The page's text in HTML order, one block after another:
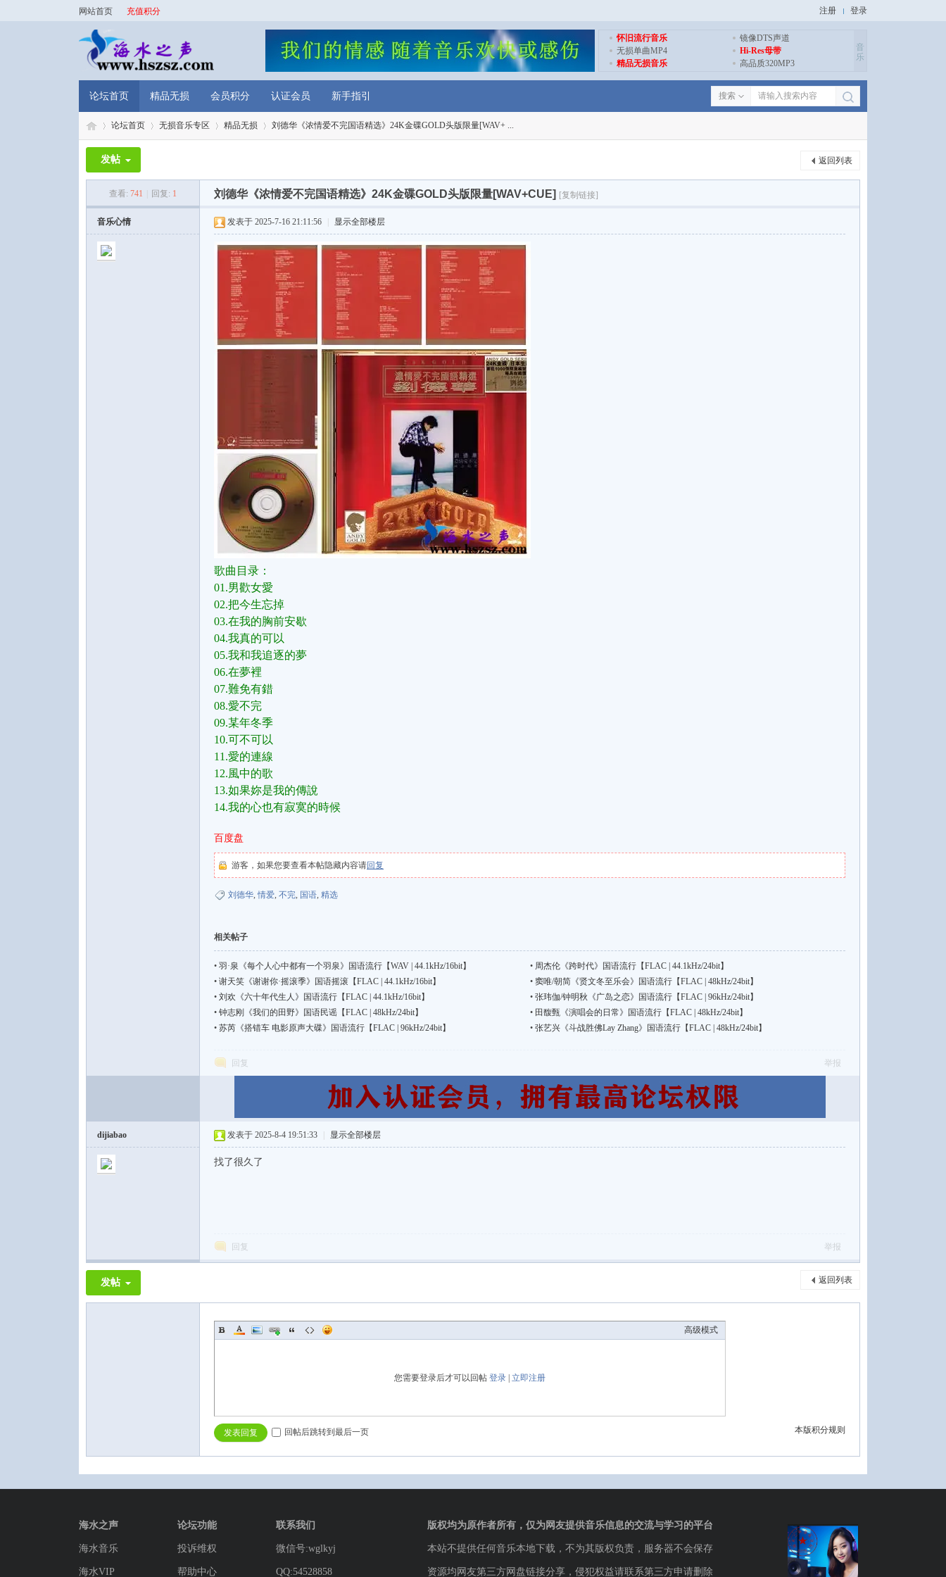
网站首页 充值积分 注册 登录
怀旧流行音乐
镜像DTS声道
无损单曲MP4
Hi-Res母带
精品无损音乐
高品质320MP3
音
乐
论坛首页 精品无损 会员积分 认证会员 新手指引 搜索
论坛首页 无损音乐专区 精品无损
›
刘德华《浓情爱不完国语精选》24K金碟GOLD头版限量[WAV+ ...
返回列表
发帖
查看: 741 回复: 1 刘德华《浓情爱不完国语精选》24K金碟GOLD头版限量[WAV+CUE] [复制链接]
音乐心情 发表于 2025-7-16 21:11:56 显示全部楼层
歌曲目录：
01.男歡女愛
02.把今生忘掉
03.在我的胸前安歇
04.我真的可以
05.我和我追逐的夢
06.在夢裡
07.難免有錯
08.愛不完
09.某年冬季
10.可不可以
11.愛的連線
12.風中的歌
13.如果妳是我的傳說
14.我的心也有寂寞的時候
百度盘
游客，如果您要查看本帖隐藏内容请回复
刘德华,情爱, 不完, 国语, 精选
相关帖子
• 羽·泉《每个人心中都有一个羽泉》国语流行【WAV | 44.1kHz/16bit】 • 周杰伦《跨时代》国语流行【FLAC | 44.1kHz/24bit】
• 谢天笑《谢谢你·摇滚季》国语摇滚【FLAC | 44.1kHz/16bit】 • 窦唯/朝简《贤文冬至乐会》国语流行【FLAC | 48kHz/24bit】
• 刘欢《六十年代生人》国语流行【FLAC | 44.1kHz/16bit】 • 张玮伽/钟明秋《广岛之恋》国语流行【FLAC | 96kHz/24bit】
• 钟志刚《我们的田野》国语民谣【FLAC | 48kHz/24bit】 • 田馥甄《演唱会的日常》国语流行【FLAC | 48kHz/24bit】
• 苏芮《搭错车 电影原声大碟》国语流行【FLAC | 96kHz/24bit】 • 张艺兴《斗战胜佛Lay Zhang》国语流行【FLAC | 48kHz/24bit】
回复 举报
dijiabao 发表于 2025-8-4 19:51:33 显示全部楼层
找了很久了
回复 举报
返回列表
发帖
高级模式
您需要登录后才可以回帖 登录 立即注册
本版积分规则
发表回复 回帖后跳转到最后一页
海水之声
海水音乐
海水VIP
论坛功能
投诉维权
帮助中心
联系我们
微信号:wglkyj
QQ:54528858
版权均为原作者所有，仅为网友提供音乐信息的交流与学习的平台
本站不提供任何音乐本地下载，不为其版权负责，服务器不会保存
资源均网友第三方网盘链接分享，侵犯权益请联系第三方申请删除